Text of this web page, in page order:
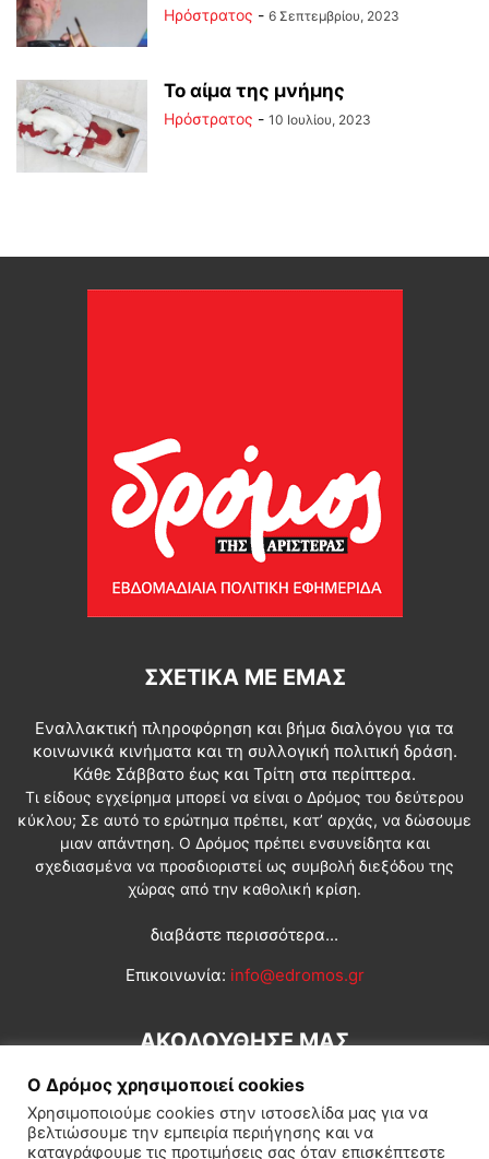
Ηρόστρατος - 6 Σεπτεμβρίου, 2023
Το αίμα της μνήμης
Ηρόστρατος - 10 Ιουλίου, 2023
ΣΧΕΤΙΚΆ ΜΕ ΕΜΆΣ
Εναλλακτική πληροφόρηση και βήμα διαλόγου για τα
κοινωνικά κινήματα και τη συλλογική πολιτική δράση.
Κάθε Σάββατο έως και Τρίτη στα περίπτερα.
Τι είδους εγχείρημα μπορεί να είναι ο Δρόμος του δεύτερου
κύκλου; Σε αυτό το ερώτημα πρέπει, κατ’ αρχάς, να δώσουμε
μιαν απάντηση. Ο Δρόμος πρέπει ενσυνείδητα και
σχεδιασμένα να προσδιοριστεί ως συμβολή διεξόδου της
χώρας από την καθολική κρίση.
διαβάστε περισσότερα...
Επικοινωνία: info@edromos.gr
ΑΚΟΛΟΥΘΗΣΕ ΜΑΣ
Ο Δρόμος χρησιμοποιεί cookies
Χρησιμοποιούμε cookies στην ιστοσελίδα μας για να
βελτιώσουμε την εμπειρία περιήγησης και να
καταγράφουμε τις προτιμήσεις σας όταν επισκέπτεστε